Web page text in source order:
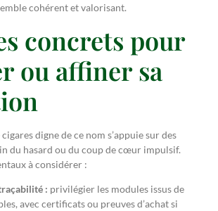
cohérent et valorisant.
concrets pour
ou affiner sa
digne de ce nom s’appuie sur des
du hasard ou du coup de cœur impulsif.
à considérer :
: privilégier les modules issus de
avec certificats ou preuves d’achat si